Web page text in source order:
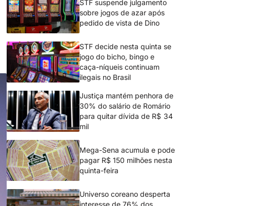
STF suspende julgamento
sobre jogos de azar após
pedido de vista de Dino
STF decide nesta quinta se
jogo do bicho, bingo e
caça-níqueis continuam
ilegais no Brasil
Justiça mantém penhora de
30% do salário de Romário
para quitar dívida de R$ 34
mil
Mega-Sena acumula e pode
pagar R$ 150 milhões nesta
quinta-feira
Universo coreano desperta
interesse de 76% dos